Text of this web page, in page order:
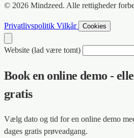
© 2026 Mindzeed. Alle rettigheder
Privatlivspolitik Vilkår Cookies
Website (lad være tomt)
Book en online demo -
gratis
Vælg dato og tid for en online demo
dages gratis prøveadgang.